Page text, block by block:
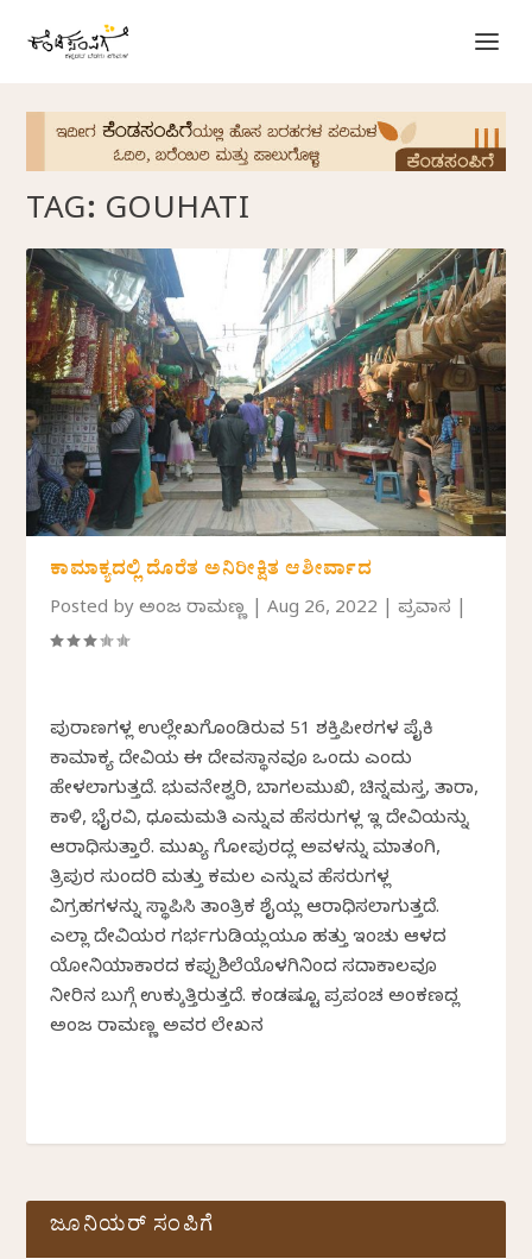
TAG: GOUHATI
ಕಾಮಾಕ್ಯದಲ್ಲಿ ದೊರೆತ ಅನಿರೀಕ್ಷಿತ ಆಶೀರ್ವಾದ
Posted byಅಂಜಲಿ ರಾಮಣ್ಣ|Aug 26, 2022 |ಪ್ರವಾಸ
ಪುರಾಣಗಳಲ್ಲಿ ಉಲ್ಲೇಖಗೊಂಡಿರುವ 51 ಶಕ್ತಿಪೀಠಗಳ ಪೈಕಿ
ಕಾಮಾಕ್ಯ ದೇವಿಯ ಈ ದೇವಸ್ಥಾನವೂ ಒಂದು ಎಂದು
ಹೇಳಲಾಗುತ್ತದೆ. ಭುವನೇಶ್ವರಿ, ಬಾಗಲಮುಖಿ, ಚಿನ್ನಮಸ್ತ, ತಾರಾ,
ಕಾಳಿ, ಭೈರವಿ, ಧೂಮಮತಿ ಎನ್ನುವ ಹೆಸರುಗಳಲ್ಲಿ ಇಲ್ಲಿ ದೇವಿಯನ್ನು
ಆರಾಧಿಸುತ್ತಾರೆ. ಮುಖ್ಯ ಗೋಪುರದಲ್ಲಿ ಅವಳನ್ನು ಮಾತಂಗಿ,
ತ್ರಿಪುರ ಸುಂದರಿ ಮತ್ತು ಕಮಲ ಎನ್ನುವ ಹೆಸರುಗಳಲ್ಲಿ
ವಿಗ್ರಹಗಳನ್ನು ಸ್ಥಾಪಿಸಿ ತಾಂತ್ರಿಕ ಶೈಲಿಯಲ್ಲಿ ಆರಾಧಿಸಲಾಗುತ್ತದೆ.
ಎಲ್ಲಾ ದೇವಿಯರ ಗರ್ಭಗುಡಿಯಲ್ಲಿಯೂ ಹತ್ತು ಇಂಚು ಆಳದ
ಯೋನಿಯಾಕಾರದ ಕಪ್ಪುಶಿಲೆಯೊಳಗಿನಿಂದ ಸದಾಕಾಲವೂ
ನೀರಿನ ಬುಗ್ಗೆ ಉಕ್ಕುತ್ತಿರುತ್ತದೆ. ಕಂಡಷ್ಟೂ ಪ್ರಪಂಚ ಅಂಕಣದಲ್ಲಿ
ಅಂಜಲಿ ರಾಮಣ್ಣ ಅವರ ಲೇಖನ
ಜೂನಿಯರ್ ಸಂಪಿಗೆ